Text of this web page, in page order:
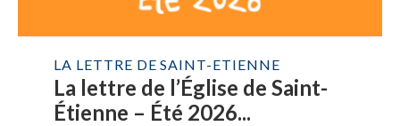
LA LETTRE DE SAINT-ETIENNE
La lettre de l’Église de Saint-
Étienne – Été 2026...